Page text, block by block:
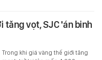
tăng vọt, SJC 'án binh
Trong khi giá vàng thế giới tăng